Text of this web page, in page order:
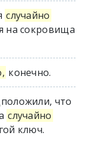
случайно
на сокровища
конечно.
что
случайно
ключ.